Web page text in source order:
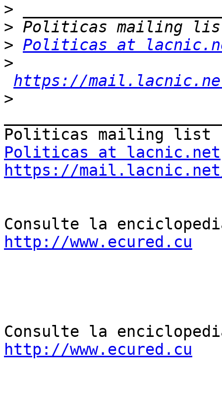
>
>
> Politicas at
>
https://
>
Politicas at lacnic.net
https://
http://www.ecured.cu
http://www.ecured.cu